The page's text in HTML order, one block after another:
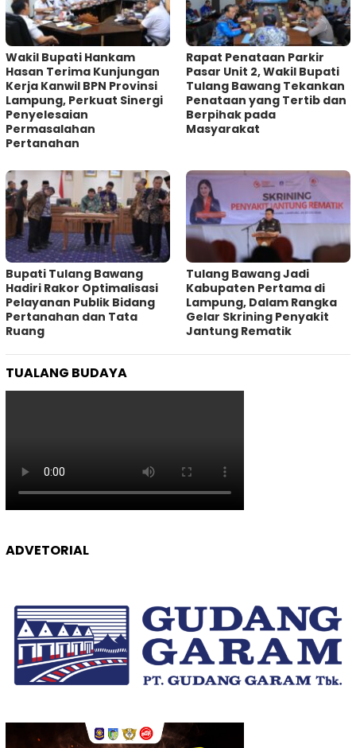
Wakil Bupati Hankam
Hasan Terima Kunjungan
Kerja Kanwil BPN Provinsi
Lampung, Perkuat Sinergi
Penyelesaian
Permasalahan
Pertanahan
Rapat Penataan Parkir
Pasar Unit 2, Wakil Bupati
Tulang Bawang Tekankan
Penataan yang Tertib dan
Berpihak pada
Masyarakat
Bupati Tulang Bawang
Hadiri Rakor Optimalisasi
Pelayanan Publik Bidang
Pertanahan dan Tata
Ruang
Tulang Bawang Jadi
Kabupaten Pertama di
Lampung, Dalam Rangka
Gelar Skrining Penyakit
Jantung Rematik
TUALANG BUDAYA
ADVETORIAL